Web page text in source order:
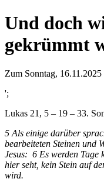
Und doch
gekrümmt
Zum Sonntag, 16.11.2025
';
Lukas 21, 5 – 19 – 33.
5 Als einige darüber
bearbeiteten Steinen und
Jesus: 6 Es werden Tage
hier seht, kein Stein auf
wird.